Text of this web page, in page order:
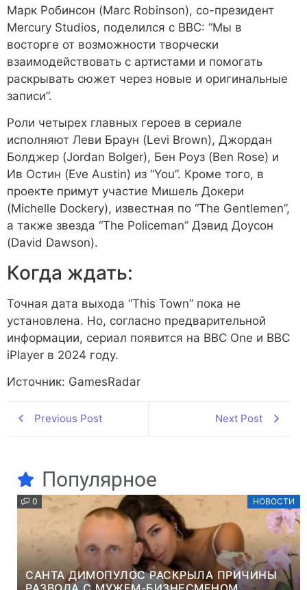
Марк Робинсон (Marc Robinson), со-президент
Mercury Studios, поделился с BBC: “Мы в
восторге от возможности творчески
взаимодействовать с артистами и помогать
раскрывать сюжет через новые и оригинальные
записи”.
Роли четырех главных героев в сериале
исполняют Леви Браун (Levi Brown), Джордан
Болджер (Jordan Bolger), Бен Роуз (Ben Rose) и
Ив Остин (Eve Austin) из “You”. Кроме того, в
проекте примут участие Мишель Докери
(Michelle Dockery), известная по “The Gentlemen”,
а также звезда “The Policeman” Дэвид Доусон
(David Dawson).
Когда ждать:
Точная дата выхода “This Town” пока не
установлена. Но, согласно предварительной
информации, сериал появится на BBC One и BBC
iPlayer в 2024 году.
Источник: GamesRadar
Previous Post Next Post
Популярное
0 НОВОСТИ
САНТА ДИМОПУЛОС РАСКРЫЛА ПРИЧИНЫ